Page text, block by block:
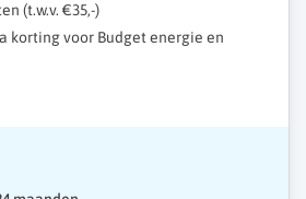
(t.w.v. €35,-)
korting voor Budget energie en